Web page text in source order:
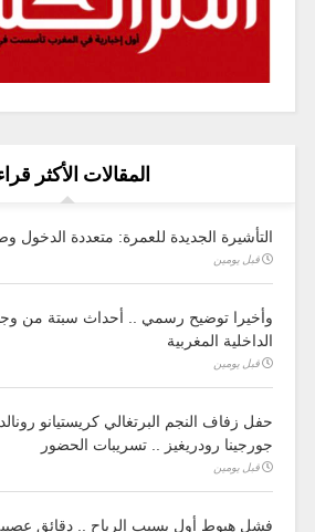
المقالات الأكثر
التأشيرة الجديدة للعمرة: متعددة الدخول
قبل يومين
وأخيرا توضيح رسمي .. أحداث سبتة من
الداخلية المغربية
قبل يومين
حفل زفاف النجم البرتغالي كريستيانو
جورجينا رودريغيز .. تسريبات الحضور
قبل يومين
فشل هبوط أول بسبب الرياح .. دقائق